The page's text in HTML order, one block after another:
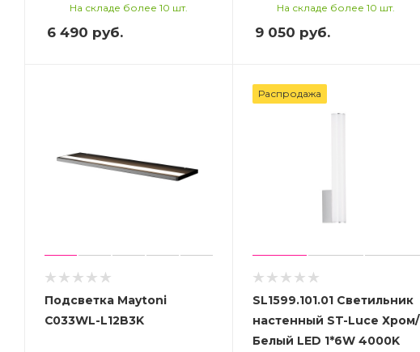
На складе более 10 шт.
6 490 руб.
На складе более 10 шт.
9 050 руб.
Подсветка Maytoni
C033WL-L12B3K
Распродажа
SL1599.101.01 Светильник
настенный ST-Luce Хром/
Белый LED 1*6W 4000K